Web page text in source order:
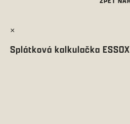
×
Splátková kalkulačka ESSOX